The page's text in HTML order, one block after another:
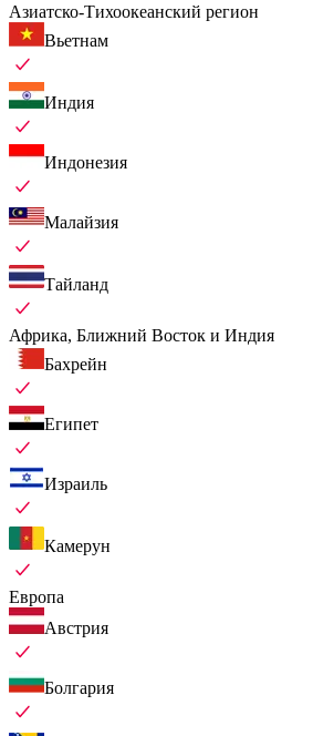
Азиатско-Тихоокеанский регион
Вьетнам
Индия
Индонезия
Малайзия
Тайланд
Африка, Ближний Восток и Индия
Бахрейн
Египет
Израиль
Камерун
Европа
Австрия
Болгария